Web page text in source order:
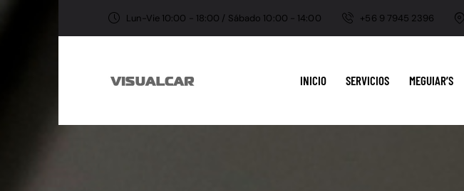
Lun-Vie 10:00 - 18:00 / Sábado 10:00 - 14:00 +56 9 7945 2396
INICIO SERVICIOS MEGUIAR’S